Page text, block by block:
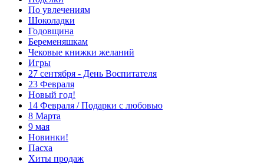
По увлечениям
Шоколадки
Годовщина
Беременяшкам
Чековые книжки желаний
Игры
27 сентября - День Воспитателя
23 Февраля
Новый год!
14 Февраля / Подарки с любовью
8 Марта
9 мая
Новинки!
Пасха
Хиты продаж